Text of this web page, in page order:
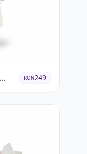
RON249